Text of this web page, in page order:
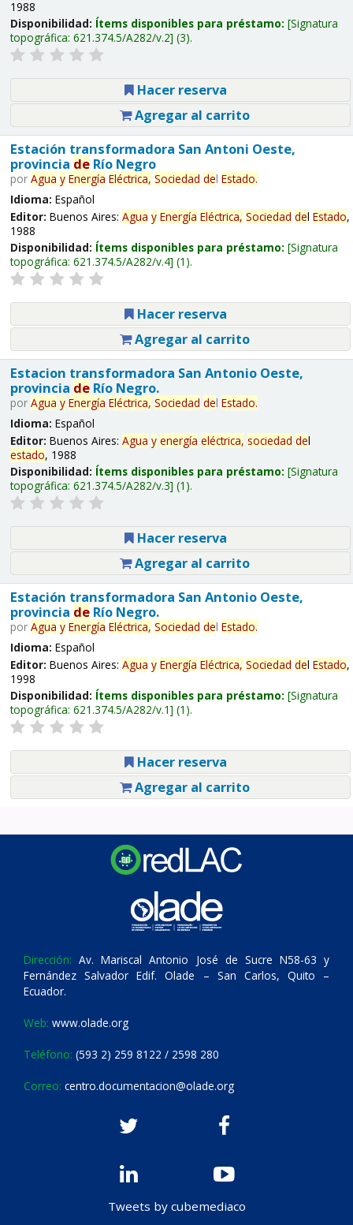
1988
Disponibilidad: Ítems disponibles para préstamo: Signatura
topográfica: 621.374.5/A282/v.2 (3).
Hacer reserva
Agregar al carrito
Estación transformadora San Antoni Oeste,
provincia deRío Negro
por Agua y Energía Eléctrica, Sociedad del Estado.
Idioma: Español
Editor: Buenos Aires: Agua y Energía Eléctrica, Sociedad del Estado,
1988
Disponibilidad: Ítems disponibles para préstamo: Signatura
topográfica: 621.374.5/A282/v.4 (1).
Hacer reserva
Agregar al carrito
Estacion transformadora San Antonio Oeste,
provincia deRío Negro.
por Agua y Energía Eléctrica, Sociedad del Estado.
Idioma: Español
Editor: Buenos Aires: Agua y energía eléctrica, sociedad del
estado, 1988
Disponibilidad: Ítems disponibles para préstamo: Signatura
topográfica: 621.374.5/A282/v.3 (1).
Hacer reserva
Agregar al carrito
Estación transformadora San Antonio Oeste,
provincia deRío Negro.
por Agua y Energía Eléctrica, Sociedad del Estado.
Idioma: Español
Editor: Buenos Aires: Agua y Energía Eléctrica, Sociedad del Estado,
1998
Disponibilidad: Ítems disponibles para préstamo: Signatura
topográfica: 621.374.5/A282/v.1 (1).
Hacer reserva
Agregar al carrito
Dirección: Av. Mariscal Antonio José de Sucre N58-63 y
Fernández Salvador Edif. Olade – San Carlos, Quito –
Ecuador.
Web: www.olade.org
Teléfono: (593 2) 259 8122 / 2598 280
Correo: centro.documentacion@olade.org
Tweets by cubemediaco